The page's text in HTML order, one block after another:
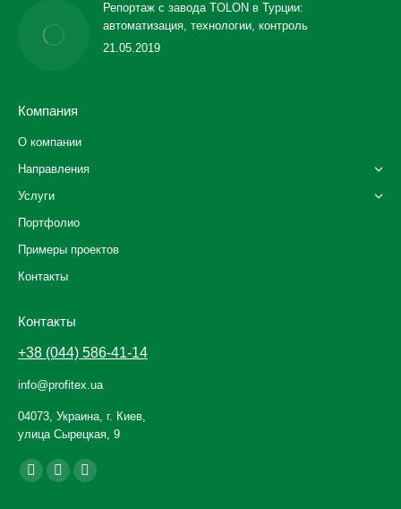
Репортаж с завода TOLON в Турции:
автоматизация, технологии, контроль
21.05.2019
Компания
О компании
Направления
Услуги
Портфолио
Примеры проектов
Контакты
Контакты
+38 (044) 586-41-14
info@profitex.ua
04073, Украина, г. Киев,
улица Сырецкая, 9
Ищите нас:
Facebook
YouTubeInstagram